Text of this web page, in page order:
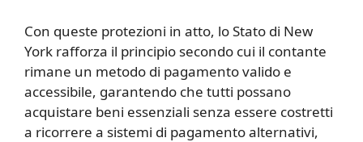
Con queste protezioni in atto, lo Stato di New
York rafforza il principio secondo cui il contante
rimane un metodo di pagamento valido e
accessibile, garantendo che tutti possano
acquistare beni essenziali senza essere costretti
a ricorrere a sistemi di pagamento alternativi,